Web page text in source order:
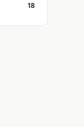
18